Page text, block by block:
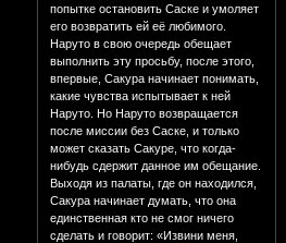
попытке остановить Саске и умоляет
его возвратить ей её любимого.
Наруто в свою очередь обещает
выполнить эту просьбу, после этого,
впервые, Сакура начинает понимать,
какие чувства испытывает к ней
Наруто. Но Наруто возвращается
после миссии без Саске, и только
может сказать Сакуре, что когда-
нибудь сдержит данное им обещание.
Выходя из палаты, где он находился,
Сакура начинает думать, что она
единственная кто не смог ничего
сделать и говорит: «Извини меня,